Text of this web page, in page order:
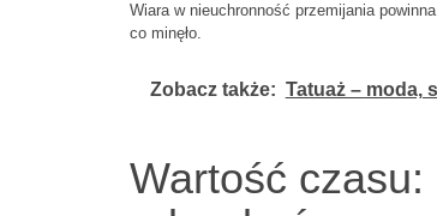
Wiara w nieuchronność przemijania
co minęło.
Zobacz także: Tatuaż – moda,
Wartość czasu: